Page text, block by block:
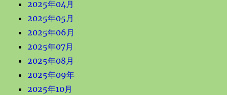
2025年04月
2025年05月
2025年06月
2025年07月
2025年08月
2025年09年
2025年10月